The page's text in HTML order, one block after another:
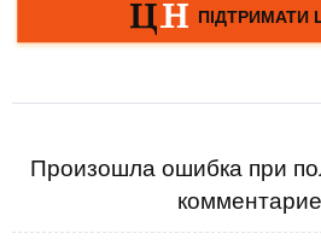
Произошла ошибка при